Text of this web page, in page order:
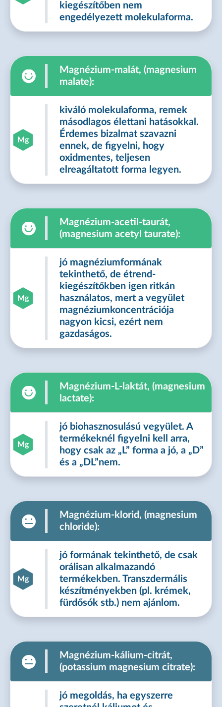
kiegészítőben nem
engedélyezett molekulaforma.
Magnézium-malát, (magnesium
malate):
Mg
kiváló molekulaforma, remek
másodlagos élettani hatásokkal.
Érdemes bizalmat szavazni
ennek, de figyelni, hogy
oxidmentes, teljesen
elreagáltatott forma legyen.
Magnézium-acetil-taurát,
(magnesium acetyl taurate):
Mg
jó magnéziumformának
tekinthető, de étrend-
kiegészítőkben igen ritkán
használatos, mert a vegyület
magnéziumkoncentrációja
nagyon kicsi, ezért nem
gazdaságos.
Magnézium-L-laktát, (magnesium
lactate):
Mg
jó biohasznosulású vegyület. A
termékeknél figyelni kell arra,
hogy csak az „L” forma a jó, a „D”
és a „DL”nem.
Magnézium-klorid, (magnesium
chloride):
Mg
jó formának tekinthető, de csak
orálisan alkalmazandó
termékekben. Transzdermális
készítményekben (pl. krémek,
fürdősók stb.) nem ajánlom.
Magnézium-kálium-citrát,
(potassium magnesium citrate):
jó megoldás, ha egyszerre